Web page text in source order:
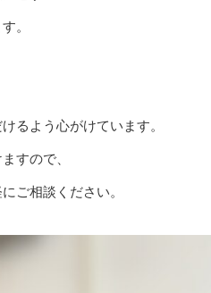
。
るよう心がけています。
すので、
ご相談ください。